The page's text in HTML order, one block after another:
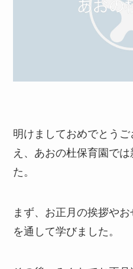
明けましておめでとう
え、あおの杜保育園で
た。
まず、お正月の挨拶や
を通して学びました。